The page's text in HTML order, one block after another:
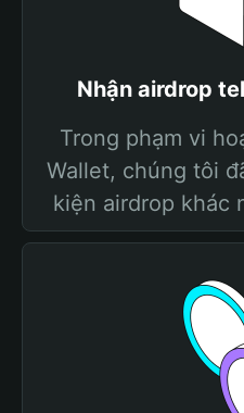
Nhận airdrop
Trong phạm vi
Wallet, chúng tôi
kiện airdrop khác